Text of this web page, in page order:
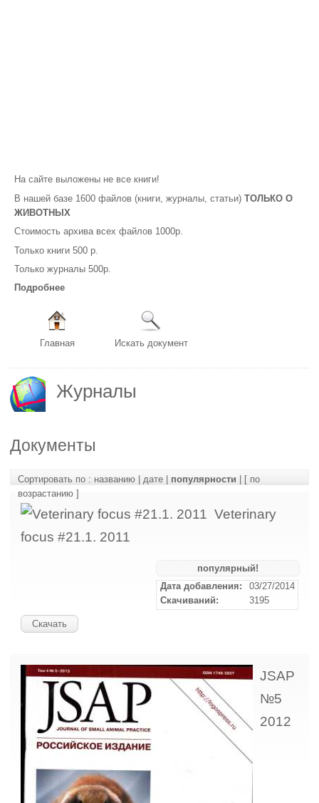
На сайте выложены не все книги!
В нашей базе 1600 файлов (книги, журналы, статьи) ТОЛЬКО О
ЖИВОТНЫХ
Стоимость архива всех файлов 1000р.
Только книги 500 р.
Только журналы 500р.
Подробнее
Главная Искать документ
Журналы
Документы
Сортировать по : названию | дате | популярности | [ по
возрастанию ]
Veterinary
focus #21.1. 2011
популярный!
Дата добавления:
03/27/2014
Скачиваний:
3195
Скачать
JSAP
№5
2012